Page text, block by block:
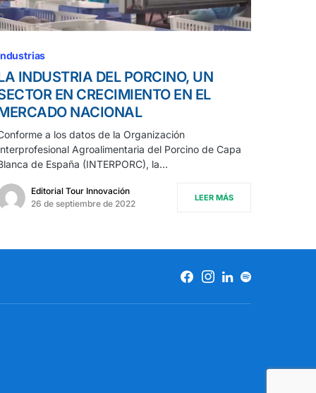
INDUSTRIA DEL PORCINO, UN
EN CRECIMIENTO EN EL
NACIONAL
a los datos de la Organización
Agroalimentaria del Porcino de Capa
de España (INTERPORC), la…
Editorial Tour Innovación
26 de septiembre de 2022
LEER MÁS